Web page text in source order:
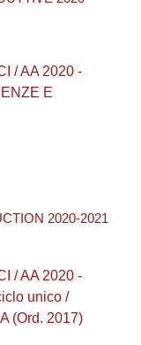
/ AA 2020 -
E
2020-2021
/ AA 2020 -
unico /
(Ord. 2017)